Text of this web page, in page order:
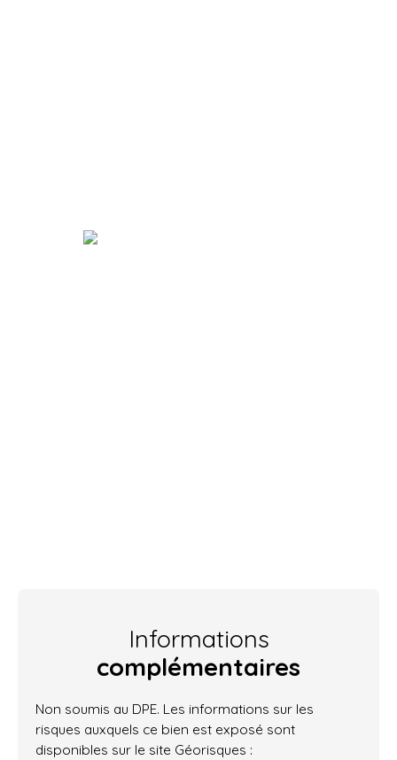
Informations
complémentaires
Non soumis au DPE. Les informations sur les
risques auxquels ce bien est exposé sont
disponibles sur le site Géorisques :